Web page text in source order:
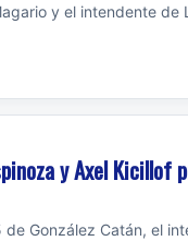
y el intendente de
y Axel
de González Catán, el